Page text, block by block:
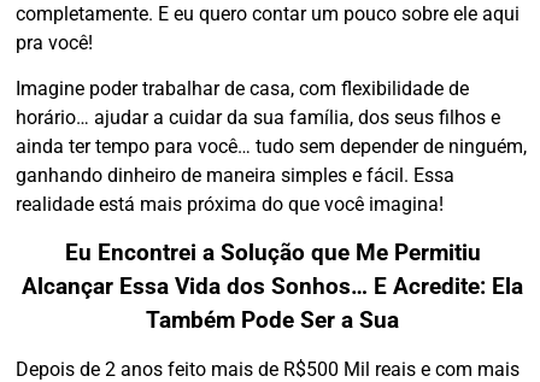
completamente. E eu quero contar um pouco sobre ele aqui
pra você!
Imagine poder trabalhar de casa, com flexibilidade de
horário… ajudar a cuidar da sua família, dos seus filhos e
ainda ter tempo para você… tudo sem depender de ninguém,
ganhando dinheiro de maneira simples e fácil. Essa
realidade está mais próxima do que você imagina!
Eu Encontrei a Solução que Me Permitiu
Alcançar Essa Vida dos Sonhos… E Acredite: Ela
Também Pode Ser a Sua
Depois de 2 anos feito mais de R$500 Mil reais e com mais